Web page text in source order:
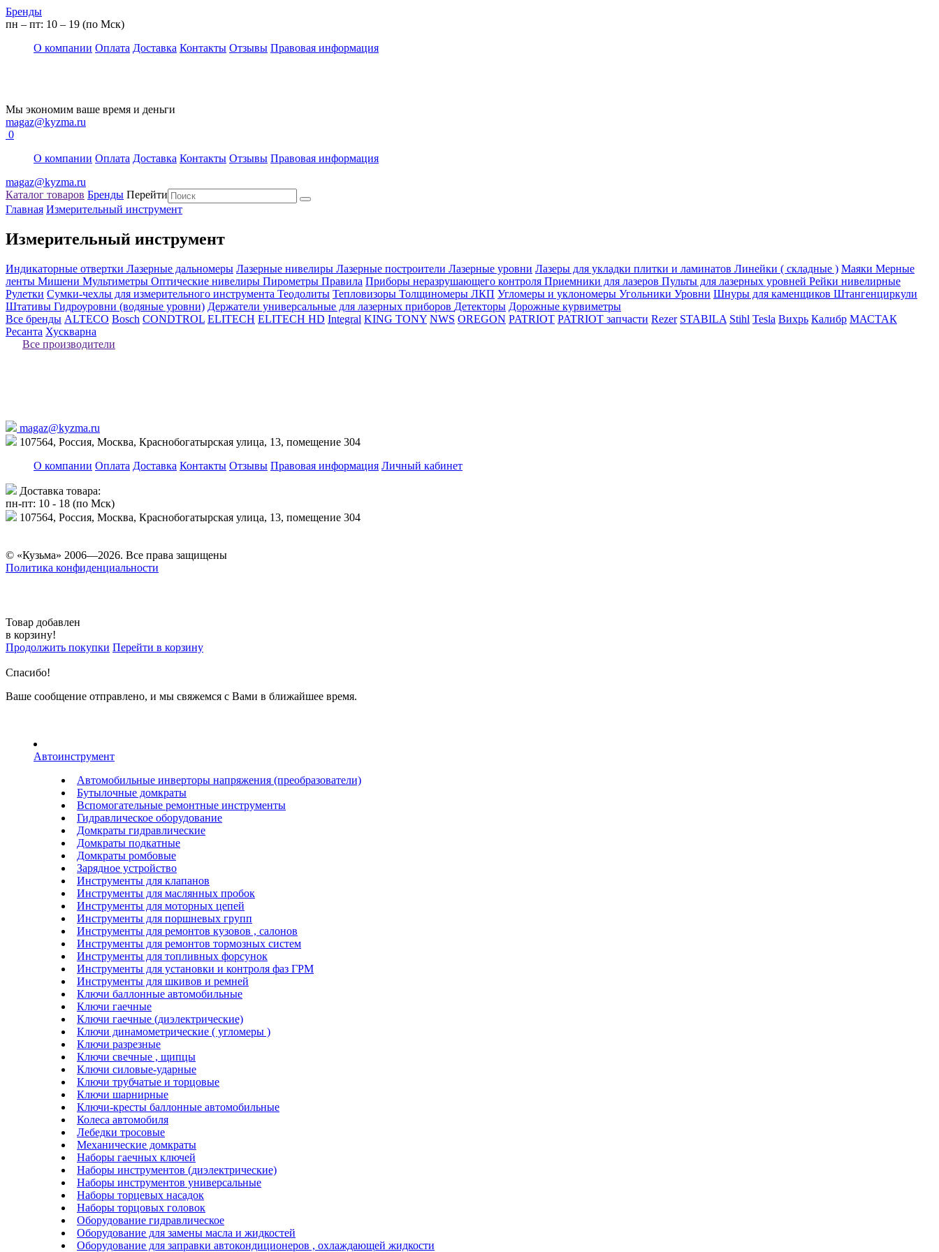
Бренды
пн – пт: 10 – 19 (по Мск)
О компании Оплата Доставка Контакты Отзывы Правовая информация
Мы экономим ваше время и деньги
magaz@kyzma.ru
0
О компании Оплата Доставка Контакты Отзывы Правовая информация
magaz@kyzma.ru
Каталог товаров Бренды Перейти
Главная Измерительный инструмент
Измерительный инструмент
Индикаторные отвертки Лазерные дальномеры Лазерные нивелиры Лазерные построители Лазерные уровни Лазеры для укладки плитки и ламинатов Линейки ( складные ) Маяки Мерные
ленты Мишени Мультиметры Оптические нивелиры Пирометры Правила Приборы неразрушающего контроля Приемники для лазеров Пульты для лазерных уровней Рейки нивелирные
Рулетки Сумки-чехлы для измерительного инструмента Теодолиты Тепловизоры Толщиномеры ЛКП Угломеры и уклономеры Угольники Уровни Шнуры для каменщиков Штангенциркули
Штативы Гидроуровни (водяные уровни) Держатели универсальные для лазерных приборов Детекторы Дорожные курвиметры
Все бренды ALTECO Bosch CONDTROL ELITECH ELITECH HD Integral KING TONY NWS OREGON PATRIOT PATRIOT запчасти Rezer STABILA Stihl Tesla Вихрь Калибр МАСТАК
Ресанта Хускварна
Все производители
magaz@kyzma.ru
107564, Россия, Москва, Краснобогатырская улица, 13, помещение 304
О компании Оплата Доставка Контакты Отзывы Правовая информация Личный кабинет
Доставка товара:
пн-пт: 10 - 18 (по Мск)
107564, Россия, Москва, Краснобогатырская улица, 13, помещение 304
© «Кузьма» 2006—2026. Все права защищены
Политика конфиденциальности
Товар добавлен
в корзину!
Продолжить покупки Перейти в корзину
Спасибо!
Ваше сообщение отправлено, и мы свяжемся с Вами в ближайшее время.
Автоинструмент
Автомобильные инверторы напряжения (преобразователи)
Бутылочные домкраты
Вспомогательные ремонтные инструменты
Гидравлическое оборудование
Домкраты гидравлические
Домкраты подкатные
Домкраты ромбовые
Зарядное устройство
Инструменты для клапанов
Инструменты для маслянных пробок
Инструменты для моторных цепей
Инструменты для поршневых групп
Инструменты для ремонтов кузовов , салонов
Инструменты для ремонтов тормозных систем
Инструменты для топливных форсунок
Инструменты для установки и контроля фаз ГРМ
Инструменты для шкивов и ремней
Ключи баллонные автомобильные
Ключи гаечные
Ключи гаечные (диэлектрические)
Ключи динамометрические ( угломеры )
Ключи разрезные
Ключи свечные , щипцы
Ключи силовые-ударные
Ключи трубчатые и торцовые
Ключи шарнирные
Ключи-кресты баллонные автомобильные
Колеса автомобиля
Лебедки тросовые
Механические домкраты
Наборы гаечных ключей
Наборы инструментов (диэлектрические)
Наборы инструментов универсальные
Наборы торцевых насадок
Наборы торцовых головок
Оборудование гидравлическое
Оборудование для замены масла и жидкостей
Оборудование для заправки автокондиционеров , охлаждающей жидкости